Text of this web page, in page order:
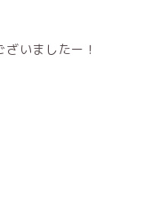
いましたー！